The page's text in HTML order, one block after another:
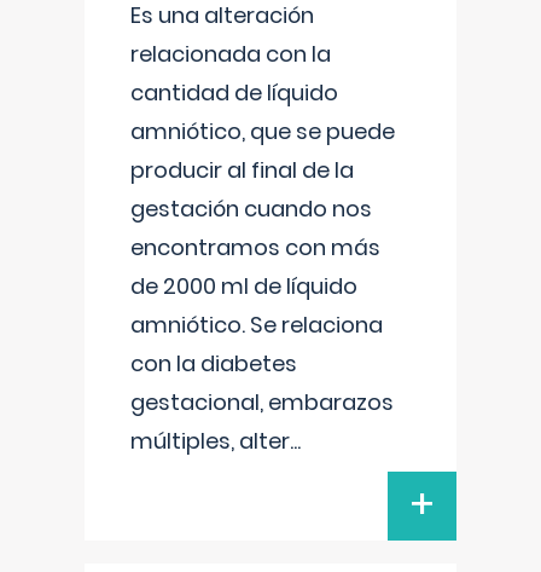
Es una alteración
relacionada con la
cantidad de líquido
amniótico, que se puede
producir al final de la
gestación cuando nos
encontramos con más
de 2000 ml de líquido
amniótico. Se relaciona
con la diabetes
gestacional, embarazos
múltiples, alter...
+